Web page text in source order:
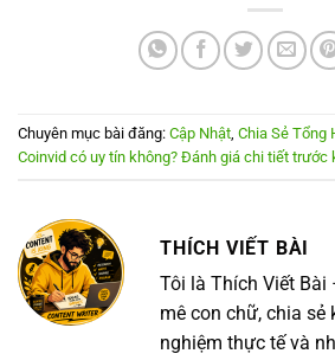
Chuyên mục bài đăng: Cập Nhật, Chia Sẻ Tổng
Coinvid có uy tín không? Đánh giá chi tiết trước
THÍCH VIẾT BÀI
Tôi là Thích Viết
mê con chữ, chia sẻ
nghiệm thực tế và